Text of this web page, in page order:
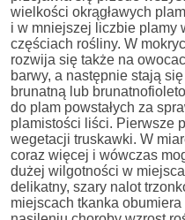
wielkości okrągławych
i w mniejszej liczbie plamy
częściach rośliny. W
rozwija się także na
barwy, a następnie stają
brunatną lub
do plam powstałych za
plamistości liści. Pierwsze
wegetacji truskawki. W
coraz więcej i wówczas
dużej wilgotności w
delikatny, szary nalot
miejscach tkanka